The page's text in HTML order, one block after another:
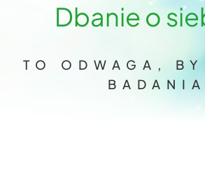
Dbanie o
TO ODWAGA,
BADANIA